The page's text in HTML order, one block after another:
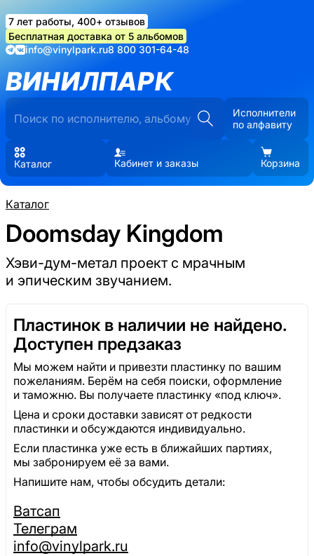
7 лет работы, 400+ отзывов
Бесплатная доставка от 5 альбомов
info@vinylpark.ru8 800 301-64-48
ВИНИЛПАРК
Исполнители
по алфавиту
Каталог Кабинет и заказы Корзина
Каталог
Doomsday Kingdom
Хэви-дум-метал проект с мрачным
и эпическим звучанием.
Пластинок в наличии не найдено.
Доступен предзаказ
Мы можем найти и привезти пластинку по вашим
пожеланиям. Берём на себя поиски, оформление
и таможню. Вы получаете пластинку «под ключ».
Цена и сроки доставки зависят от редкости
пластинки и обсуждаются индивидуально.
Если пластинка уже есть в ближайших партиях,
мы забронируем её за вами.
Напишите нам, чтобы обсудить детали:
Ватсап
Телеграм
info@vinylpark.ru